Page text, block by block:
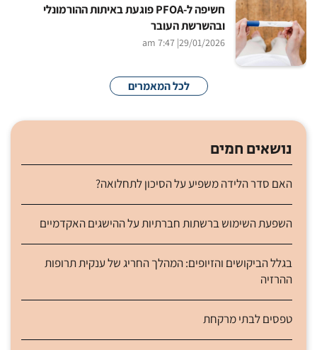
חשיפה ל-PFOA פוגעת באיתות ההורמונלי
ובהשרשת העובר
29/01/2026
| 7:47 am
לכל המאמרים
נושאים חמים
האם סדר הלידה משפיע על הסיכון לתחלואה?
השפעת השימוש ברשתות חברתיות על ההישגים האקדמיים
בגלל הביקושים והזיופים: המהלך החריג של ענקית תרופות
ההרזיה
טפסים לבתי מרקחת